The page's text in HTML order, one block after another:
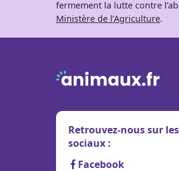
fermement la lutte contre
Ministère de l’Agriculture.
Retrouvez-nous sur
sociaux :
Facebook